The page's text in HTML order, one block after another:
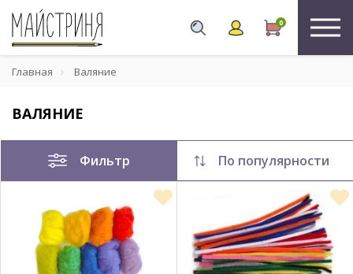
0
Главная Валяние
ВАЛЯНИЕ
Фильтр По популярности